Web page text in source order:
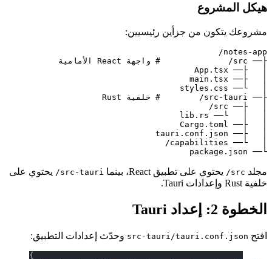
هيكل المشروع
مشروعك يتكون من جزأين رئيسيين:
└── package.json
مجلدsrc/ يحتوي على تطبيق React، بينما src-tauri/
يحتوي على
خلفية Rust وإعدادات Tauri.
الخطوة 2: إعداد Tauri
افتحsrc-tauri/tauri.conf.json وحدّث إعدادات التطبيق: